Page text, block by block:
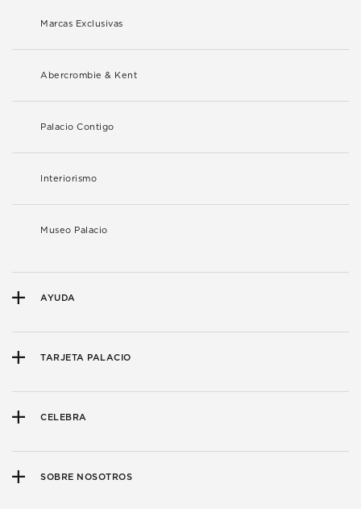
Marcas Exclusivas
Abercrombie & Kent
Palacio Contigo
Interiorismo
Museo Palacio
AYUDA
TARJETA PALACIO
CELEBRA
SOBRE NOSOTROS